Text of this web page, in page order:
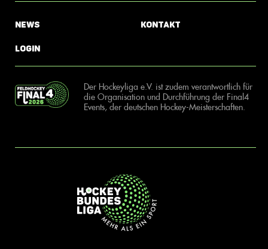
News
Login
Kontakt
Der Hockeyliga e.V. ist zudem verantwortlich für
die Organisation und Durchführung der Final4
Events, der deutschen Hockey-Meisterschaften.